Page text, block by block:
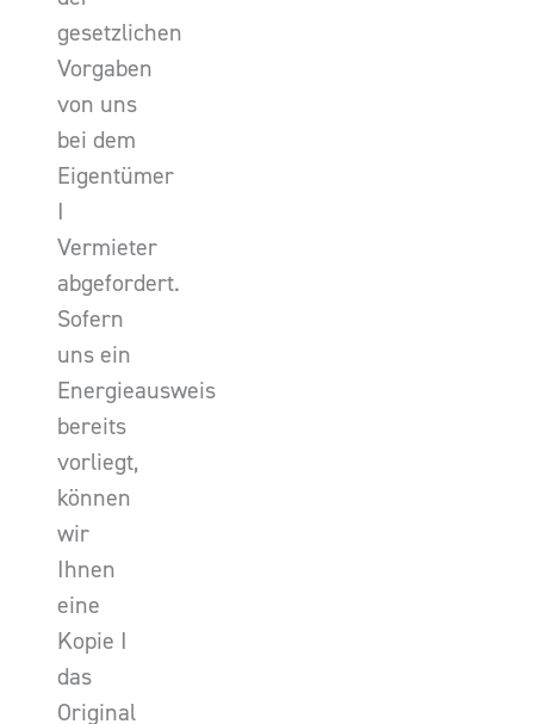
gesetzlichen
Vorgaben
von uns
bei dem
Eigentümer
I
Vermieter
abgefordert.
Sofern
uns ein
Energieausweis
bereits
vorliegt,
können
wir
Ihnen
eine
Kopie I
das
Original